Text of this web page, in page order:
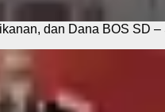
dan Dana BOS SD